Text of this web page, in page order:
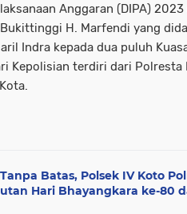
Anggaran (DIPA)
H. Marfendi yang
Indra kepada dua puluh
Kepolisian terdiri dari
Batas, Polsek IV Koto
Hari Bhayangkara ke-80